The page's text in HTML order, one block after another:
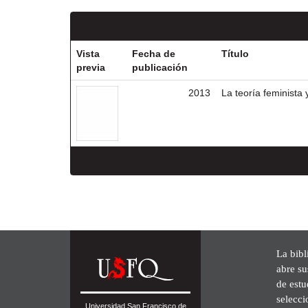
Vista
previa
Fecha de
publicación
Título
2013 La teoría feminista
Universidad San Francisco de
La
abre
de